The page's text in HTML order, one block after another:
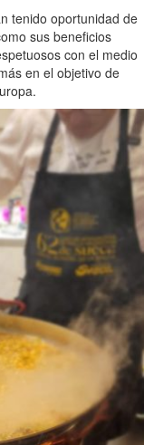
tenido oportunidad de
sus beneficios
con el medio
en el objetivo de